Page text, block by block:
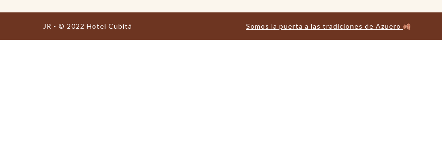
JR - © 2022 Hotel Cubitá Somos la puerta a las tradiciones de Azuero